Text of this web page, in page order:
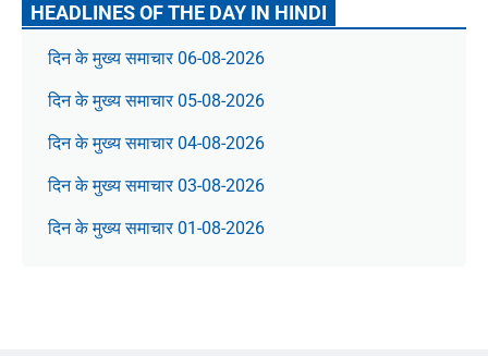
HEADLINES OF THE DAY IN HINDI
दिन के मुख्य समाचार 06-08-2026
दिन के मुख्य समाचार 05-08-2026
दिन के मुख्य समाचार 04-08-2026
दिन के मुख्य समाचार 03-08-2026
दिन के मुख्य समाचार 01-08-2026